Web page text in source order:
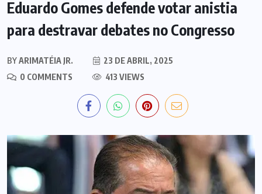
Eduardo Gomes defende votar anistia
para destravar debates no Congresso
BYARIMATÉIA JR.
23 DE ABRIL, 2025
0 COMMENTS
413 VIEWS